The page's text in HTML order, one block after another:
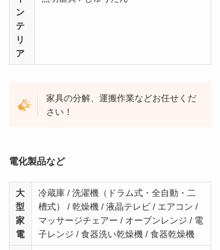
ン
テ
リ
ア
家具の分解、運搬作業などお任せくだ
さい！
電化製品など
大
型
家
電
冷蔵庫 / 洗濯機（ドラム式・全自動・二
槽式） / 乾燥機 / 液晶テレビ / エアコン /
マッサージチェアー / オーブンレンジ / 電
子レンジ / 食器洗い乾燥機 / 食器乾燥機